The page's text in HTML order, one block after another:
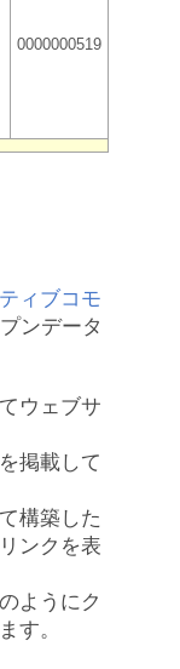
0000000519
ィブコモ
ンデータ
ウェブサ
掲載して
構築した
ンクを表
ようにク
す。